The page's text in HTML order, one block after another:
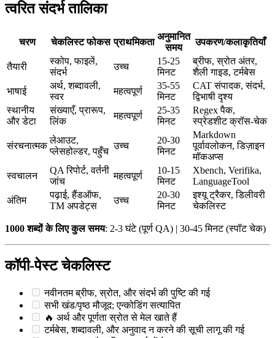
त्वरित संदर्भ तालिका
चरण चेकलिस्ट फोकस प्राथमिकता
अनुमानित
समय
उपकरण/कलाकृतियाँ
तैयारी
स्कोप, फाइलें,
संदर्भ
उच्च
15-25
मिनट
ब्रीफ, स्रोत अंतर,
शैली गाइड, टर्मबेस
भाषाई
अर्थ, शब्दावली,
स्वर
महत्वपूर्ण
35-55
मिनट
CAT संपादक, संदर्भ,
द्विभाषी दृश्य
स्थानीय
और डेटा
संख्याएँ, प्रारूप,
लिंक
महत्वपूर्ण
25-35
मिनट
Regex पैक,
स्प्रेडशीट क्रॉस-चेक
संरचनात्मक
लेआउट,
प्लेसहोल्डर, पहुँच
उच्च
20-30
मिनट
Markdown
पूर्वावलोकन, डिज़ाइन
मॉकअप्स
स्वचालन
QA रिपोर्ट, वर्तनी
जांच
महत्वपूर्ण
10-15
मिनट
Xbench, Verifika,
LanguageTool
अंतिम
पढ़ाई, हैंडऑफ,
TM अपडेट्स
उच्च
20-30
मिनट
इश्यू ट्रैकर, डिलीवरी
चेकलिस्ट
1000 शब्दों के लिए कुल समय: 2-3 घंटे (पूर्ण QA) | 30-45 मिनट (स्पॉट चेक)
कॉपी-पेस्ट चेकलिस्ट
नवीनतम ब्रीफ, स्रोत, और संदर्भ की पुष्टि की गई
सभी खंड/पृष्ठ मौजूद; एन्कोडिंग सत्यापित
🔥 अर्थ और पूर्णता स्रोत से मेल खाते हैं
टर्मबेस, शब्दावली, और अनुवाद न करने की सूची लागू की गई